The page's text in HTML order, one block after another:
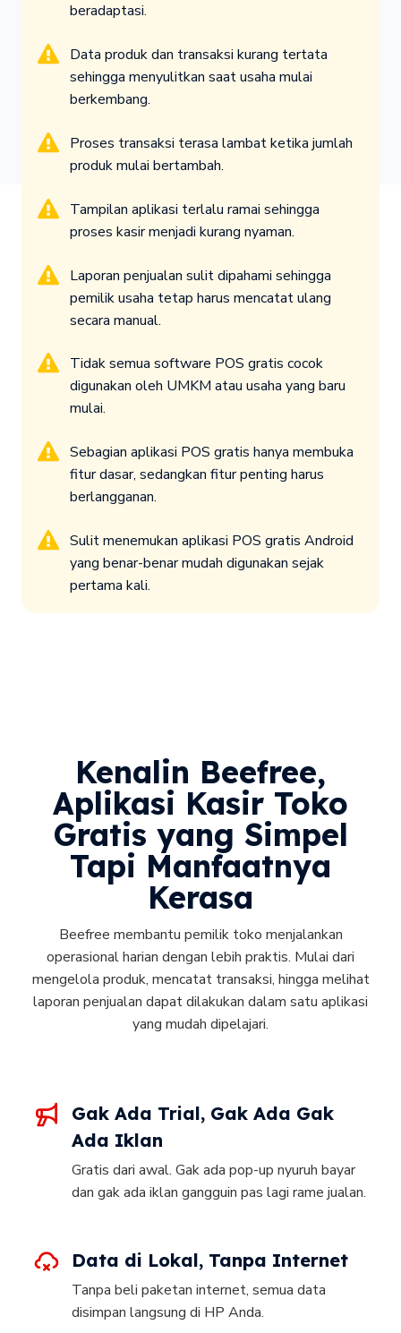
beradaptasi.
Data produk dan transaksi kurang tertata
sehingga menyulitkan saat usaha mulai
berkembang.
Proses transaksi terasa lambat ketika jumlah
produk mulai bertambah.
Tampilan aplikasi terlalu ramai sehingga
proses kasir menjadi kurang nyaman.
Laporan penjualan sulit dipahami sehingga
pemilik usaha tetap harus mencatat ulang
secara manual.
Tidak semua software POS gratis cocok
digunakan oleh UMKM atau usaha yang baru
mulai.
Sebagian aplikasi POS gratis hanya membuka
fitur dasar, sedangkan fitur penting harus
berlangganan.
Sulit menemukan aplikasi POS gratis Android
yang benar-benar mudah digunakan sejak
pertama kali.
Kenalin Beefree,
Aplikasi Kasir Toko
Gratis yang Simpel
Tapi Manfaatnya
Kerasa
Beefree membantu pemilik toko menjalankan
operasional harian dengan lebih praktis. Mulai dari
mengelola produk, mencatat transaksi, hingga melihat
laporan penjualan dapat dilakukan dalam satu aplikasi
yang mudah dipelajari.
Gak Ada Trial, Gak Ada Gak
Ada Iklan
Gratis dari awal. Gak ada pop-up nyuruh bayar
dan gak ada iklan gangguin pas lagi rame jualan.
Data di Lokal, Tanpa Internet
Tanpa beli paketan internet, semua data
disimpan langsung di HP Anda.